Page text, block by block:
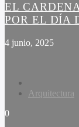
EL
POR EL DÍA
4 junio, 2025
Arquitectura
0